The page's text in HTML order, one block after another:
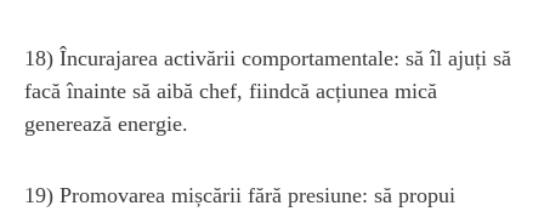
18) Încurajarea activării comportamentale: să îl ajuți să
facă înainte să aibă chef, fiindcă acțiunea mică
generează energie.
19) Promovarea mișcării fără presiune: să propui